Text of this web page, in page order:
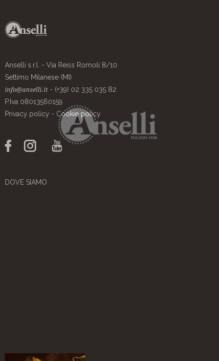
Anselli s.r.l. - Via Reiss Romoli 8/10
Settimo Milanese (MI)
info@anselli.it - (+39) 02 335 035 82
P.Iva 08013560159
Privacy policy - Cookie policy
DOVE SIAMO